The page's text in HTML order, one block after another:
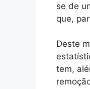
se de
que,
Deste
tem,